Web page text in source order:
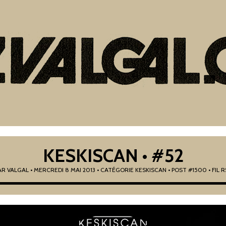
KESKISCAN • #52
VALGAL• MERCREDI 8 MAI 2013 • CATÉGORIE KESKISCAN • POST #1500 • FIL